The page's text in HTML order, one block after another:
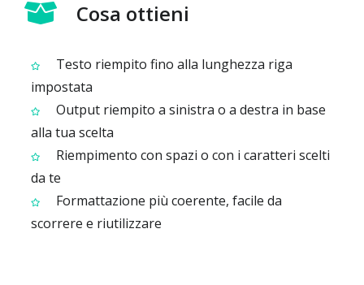
Cosa ottieni
Testo riempito fino alla lunghezza riga
impostata
Output riempito a sinistra o a destra in base
alla tua scelta
Riempimento con spazi o con i caratteri scelti
da te
Formattazione più coerente, facile da
scorrere e riutilizzare